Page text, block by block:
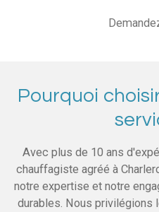
Pourquoi
Avec plus de 10 ans
chauffagiste agréé à
notre expertise et notre
durables. Nous privilégions